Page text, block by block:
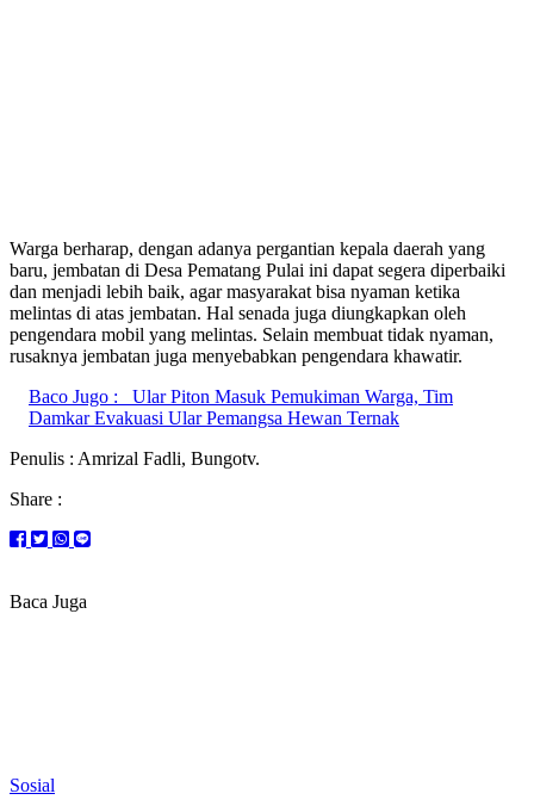
Warga berharap, dengan adanya pergantian kepala daerah yang
baru, jembatan di Desa Pematang Pulai ini dapat segera diperbaiki
dan menjadi lebih baik, agar masyarakat bisa nyaman ketika
melintas di atas jembatan. Hal senada juga diungkapkan oleh
pengendara mobil yang melintas. Selain membuat tidak nyaman,
rusaknya jembatan juga menyebabkan pengendara khawatir.
Baco Jugo :
Ular Piton Masuk Pemukiman Warga, Tim
Damkar Evakuasi Ular Pemangsa Hewan Ternak
Penulis : Amrizal Fadli, Bungotv.
Share :
Baca Juga
Sosial